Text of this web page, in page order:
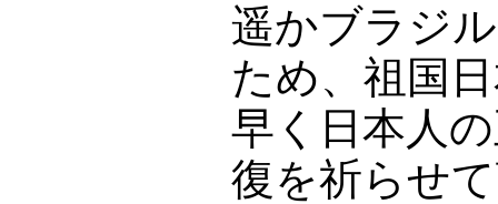
遥かブラジ
ため、祖国
早く日本人
復を祈らせ